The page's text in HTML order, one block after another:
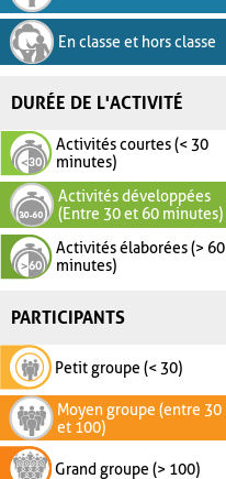
En classe et hors classe
DURÉE DE L'ACTIVITÉ
Activités courtes (< 30
minutes)
Activités développées
(Entre 30 et 60 minutes)
Activités élaborées (> 60
minutes)
PARTICIPANTS
Petit groupe (< 30)
Moyen groupe (entre 30
et 100)
Grand groupe (> 100)